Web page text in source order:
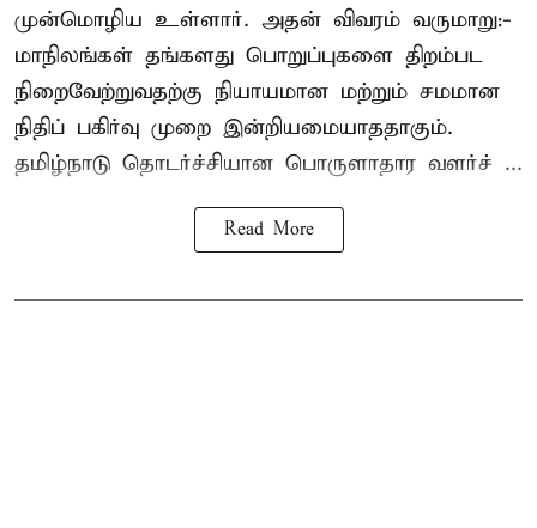
முன்மொழிய உள்ளார். அதன் விவரம் வருமாறு:-
மாநிலங்கள் தங்களது பொறுப்புகளை திறம்பட
நிறைவேற்றுவதற்கு நியாயமான மற்றும் சமமான
நிதிப் பகிர்வு முறை இன்றியமையாததாகும்.
தமிழ்நாடு தொடர்ச்சியான பொருளாதார வளர்ச் ...
Read More